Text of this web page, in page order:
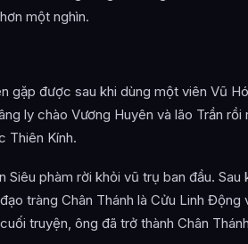
một nghìn.
gặp được sau khi dùng một viên Vũ
ly chào Vương Huyên và lão Trần rồi
Thiên Kính.
Siêu phàm rời khỏi vũ trụ ban đầu.
tràng Chân Thánh là Cửu Linh
truyện, ông đã trở thành Chân